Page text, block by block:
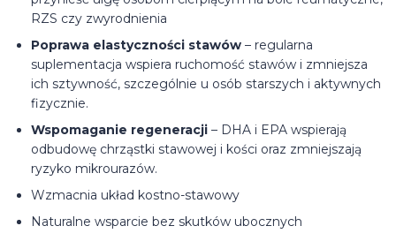
RZS czy zwyrodnienia
Poprawa elastyczności stawów – regularna
suplementacja wspiera ruchomość stawów i zmniejsza
ich sztywność, szczególnie u osób starszych i aktywnych
fizycznie.
Wspomaganie regeneracji – DHA i EPA wspierają
odbudowę chrząstki stawowej i kości oraz zmniejszają
ryzyko mikrourazów.
Wzmacnia układ kostno-stawowy
Naturalne wsparcie bez skutków ubocznych